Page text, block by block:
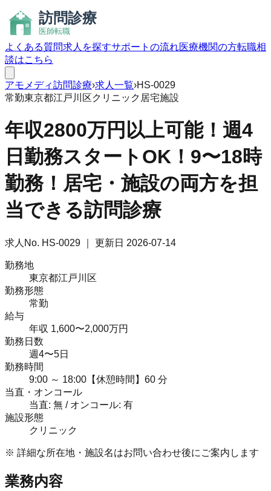
よくある質問求人を探すサポートの流れ医療機関の方転職相
談はこちら
アモメディ訪問診療›求人一覧›HS-0029
常勤東京都江戸川区クリニック 居宅施設
年収2800万円以上可能！週4
日勤務スタートOK！9〜18時
勤務！居宅・施設の両方を担
当できる訪問診療
求人No. HS-0029 ｜ 更新日 2026-07-14
勤務地
東京都江戸川区
勤務形態
常勤
給与
年収 1,600〜2,000万円
勤務日数
週4〜5日
勤務時間
9:00 ～ 18:00【休憩時間】60 分
当直・オンコール
当直: 無 / オンコール: 有
施設形態
クリニック
※ 詳細な所在地・施設名はお問い合わせ後にご案内します
業務内容